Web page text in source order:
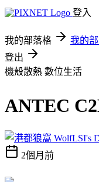
登入
我的部落格 我的
登出
機殼散熱 數位生活
ANTEC
2個月前